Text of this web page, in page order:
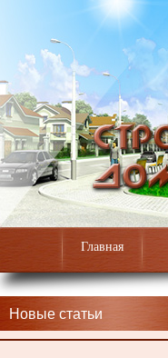
Главная
Новые статьи